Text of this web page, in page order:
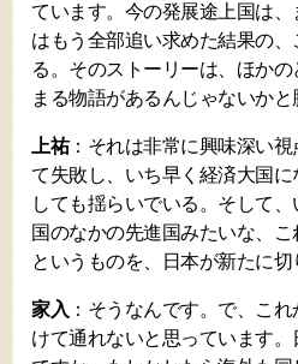
ています。今の発展途上国は
はもう全部追い求めた結果の
る。そのストーリーは、ほか
まる物語があるんじゃないか
上祐：それは非常に興味深い
て失敗し、いち早く経済大国
しても揺らいでいる。そして
国のなかの先進国みたいな、
というものを、日本が新たに
家入 ：そうなんです。で、こ
けて通れないと思っています